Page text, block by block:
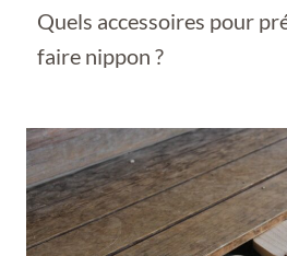
Quels accessoires pour
faire nippon ?